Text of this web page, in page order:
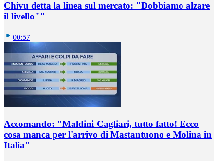
Chivu detta la linea sul mercato: "Dobbiamo alzare
il livello""
00:57
Accomando: "Maldini-Cagliari, tutto fatto! Ecco
cosa manca per l'arrivo di Mastantuono e Molina in
Italia"